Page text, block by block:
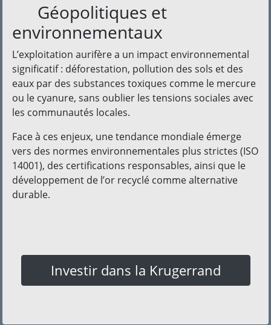
Géopolitiques et
environnementaux
L’exploitation aurifère a un impact environnemental
significatif : déforestation, pollution des sols et des
eaux par des substances toxiques comme le mercure
ou le cyanure, sans oublier les tensions sociales avec
les communautés locales.
Face à ces enjeux, une tendance mondiale émerge
vers des normes environnementales plus strictes (ISO
14001), des certifications responsables, ainsi que le
développement de l’or recyclé comme alternative
durable.
Investir dans la Krugerrand